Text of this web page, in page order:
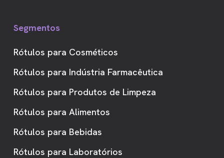
Segmentos
Rótulos para Cosméticos
Rótulos para Indústria Farmacêutica
Rótulos para Produtos de Limpeza
Rótulos para Alimentos
Rótulos para Bebidas
Rótulos para Laboratórios